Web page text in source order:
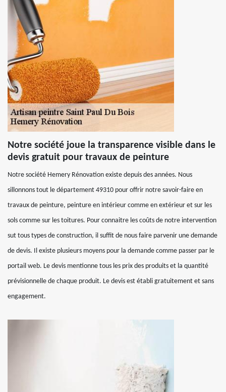
Notre société joue la transparence visible dans le
devis gratuit pour travaux de peinture
Notre société Hemery Rénovation existe depuis des années. Nous
sillonnons tout le département 49310 pour offrir notre savoir-faire en
travaux de peinture, peinture en intérieur comme en extérieur et sur les
sols comme sur les toitures. Pour connaitre les coûts de notre intervention
sut tous types de construction, il suffit de nous faire parvenir une demande
de devis. Il existe plusieurs moyens pour la demande comme passer par le
portail web. Le devis mentionne tous les prix des produits et la quantité
prévisionnelle de chaque produit. Le devis est établi gratuitement et sans
engagement.